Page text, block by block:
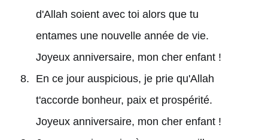
d'Allah soient avec toi alors que tu
entames une nouvelle année de vie.
Joyeux anniversaire, mon cher enfant !
En ce jour auspicious, je prie qu'Allah
t'accorde bonheur, paix et prospérité.
Joyeux anniversaire, mon cher enfant !